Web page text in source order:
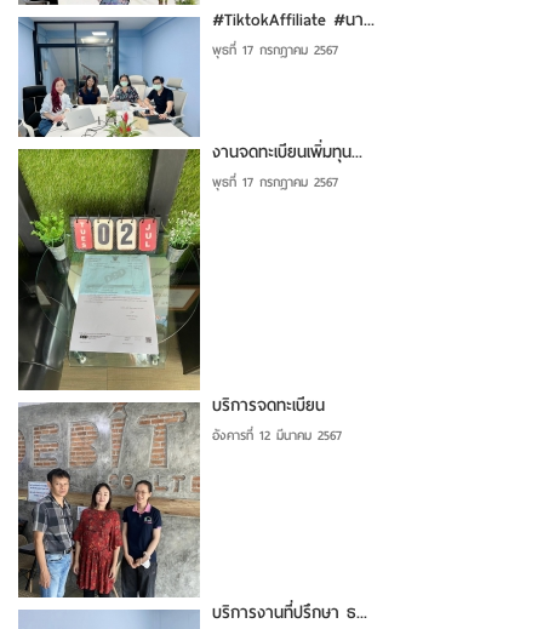
#TiktokAffiliate #นา...
พุธที่ 17 กรกฎาคม 2567
งานจดทะเบียนเพิ่มทุน...
พุธที่ 17 กรกฎาคม 2567
บริการจดทะเบียน
อังคารที่ 12 มีนาคม 2567
บริการงานที่ปรึกษา ธ...